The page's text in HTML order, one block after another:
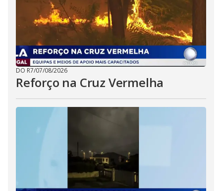
DO R7/07/08/2026
Reforço na Cruz Vermelha